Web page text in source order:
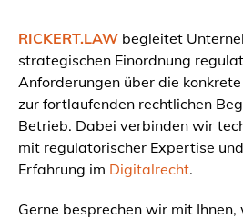
RICKERT.LAW begleitet
strategischen Einordnung
Anforderungen über die
zur fortlaufenden rechtlichen
Betrieb. Dabei verbinden wir
mit regulatorischer Expertise
Erfahrung im Digitalrecht.
Gerne besprechen wir mit Ihnen,